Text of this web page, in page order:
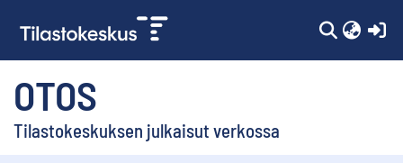
OTOS
Tilastokeskuksen julkaisut verkossa